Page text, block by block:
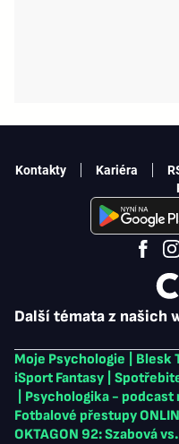
Další témata z našich
Moje Psychologie Blesk
iSport Fantasy
Psychologika -
Fotbalové přestupy
OKTAGON 92: Szabová
Kontakty Kariéra